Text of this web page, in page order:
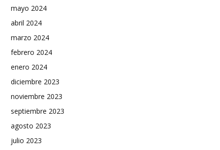
mayo 2024
abril 2024
marzo 2024
febrero 2024
enero 2024
diciembre 2023
noviembre 2023
septiembre 2023
agosto 2023
julio 2023